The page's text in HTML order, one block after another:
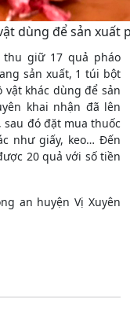
dùng để sản xuất
giữ 17 quả pháo
sản xuất, 1 túi bột
khác dùng để sản
khai nhận đã lên
đó đặt mua thuốc
như giấy, keo… Đến
20 quả với số tiền
an huyện Vị Xuyên